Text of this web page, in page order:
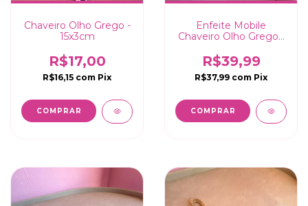
Chaveiro Olho Grego -
15x3cm
R$17,00
R$16,15 com Pix
Enfeite Mobile
Chaveiro Olho Grego -
R$39,99
R$37,99 com Pix